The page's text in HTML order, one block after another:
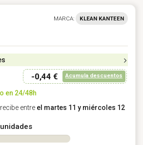
MARCA: KLEAN KANTEEN
-0,44 € Acumula descuentos
en 24/48h
entre el martes 11 y miércoles 12